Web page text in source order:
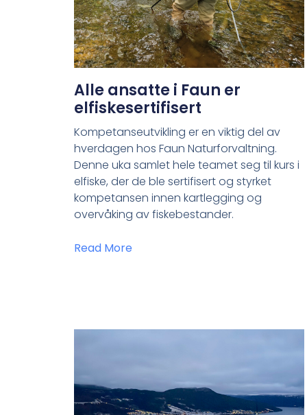
Alle ansatte i Faun er
elfiskesertifisert
Kompetanseutvikling er en viktig del av
hverdagen hos Faun Naturforvaltning.
Denne uka samlet hele teamet seg til kurs i
elfiske, der de ble sertifisert og styrket
kompetansen innen kartlegging og
overvåking av fiskebestander.
Read More